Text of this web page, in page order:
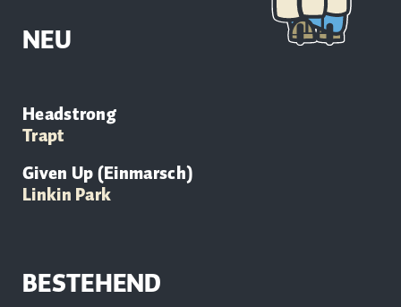
NEU
Headstrong
Trapt
Given Up (Einmarsch)
Linkin Park
BESTEHEND